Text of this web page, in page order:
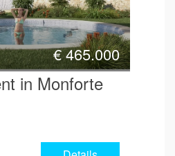
€465.000
in Monforte